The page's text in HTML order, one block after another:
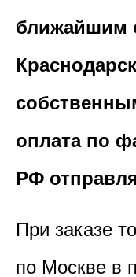
ближайшим
оплата по
РФ
При заказе
по Москве в